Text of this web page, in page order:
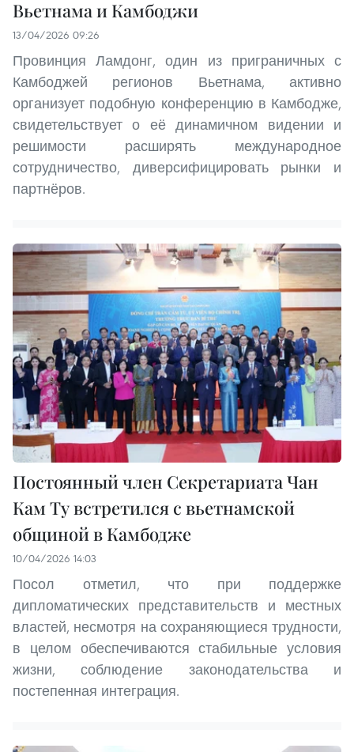
Вьетнама и Камбоджи
13/04/2026 09:26
Провинция Ламдонг, один из приграничных с
Камбоджей регионов Вьетнама, активно
организует подобную конференцию в Камбодже,
свидетельствует о её динамичном видении и
решимости расширять международное
сотрудничество, диверсифицировать рынки и
партнёров.
Постоянный член Секретариата Чан
Кам Ту встретился с вьетнамской
общиной в Камбодже
10/04/2026 14:03
Посол отметил, что при поддержке
дипломатических представительств и местных
властей, несмотря на сохраняющиеся трудности,
в целом обеспечиваются стабильные условия
жизни, соблюдение законодательства и
постепенная интеграция.